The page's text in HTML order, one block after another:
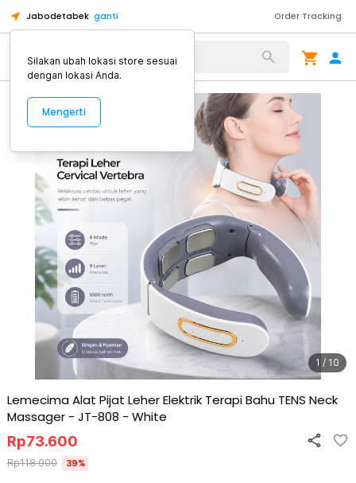
Jabodetabek ganti Order Tracking
Alat Kopi
1 / 10
Lemecima Alat Pijat Leher Elektrik Terapi Bahu TENS Neck
Massager - JT-808 - White
Rp73.600
Rp118.900 39%
Silakan ubah lokasi store sesuai
dengan lokasi Anda.
Mengerti